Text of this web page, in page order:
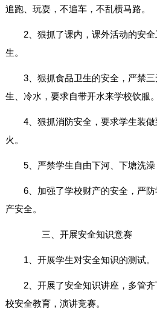
追跑、玩耍，不追车，不乱横马路。
2、狠抓了课内，课外活动的安
生。
3、狠抓食品卫生的安全，严禁
生、冷水，要求自带开水来学校饮服。
4、狠抓消防安全，要求学生装
火。
5、严禁学生自由下河、下塘洗澡
6、加强了学校财产的安全，严
产安全。
三、开展安全知识意赛
1、开展学生对安全知识的测试。
2、开展了安全知识讲座，多管
校安全教育，演讲竞赛。